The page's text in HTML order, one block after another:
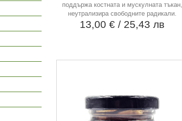
поддържа костната и мускулната тъкан,
неутрализира свободните радикали.
13,00 €/ 25,43 лв